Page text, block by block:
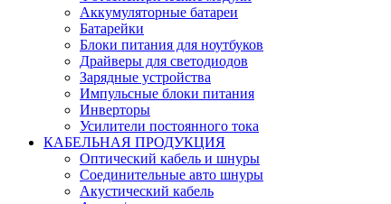
Аккумуляторные батареи
Батарейки
Блоки питания для ноутбуков
Драйверы для светодиодов
Зарядные устройства
Импульсные блоки питания
Инверторы
Усилители постоянного тока
КАБЕЛЬНАЯ ПРОДУКЦИЯ
Оптический кабель и шнуры
Соединительные авто шнуры
Акустический кабель